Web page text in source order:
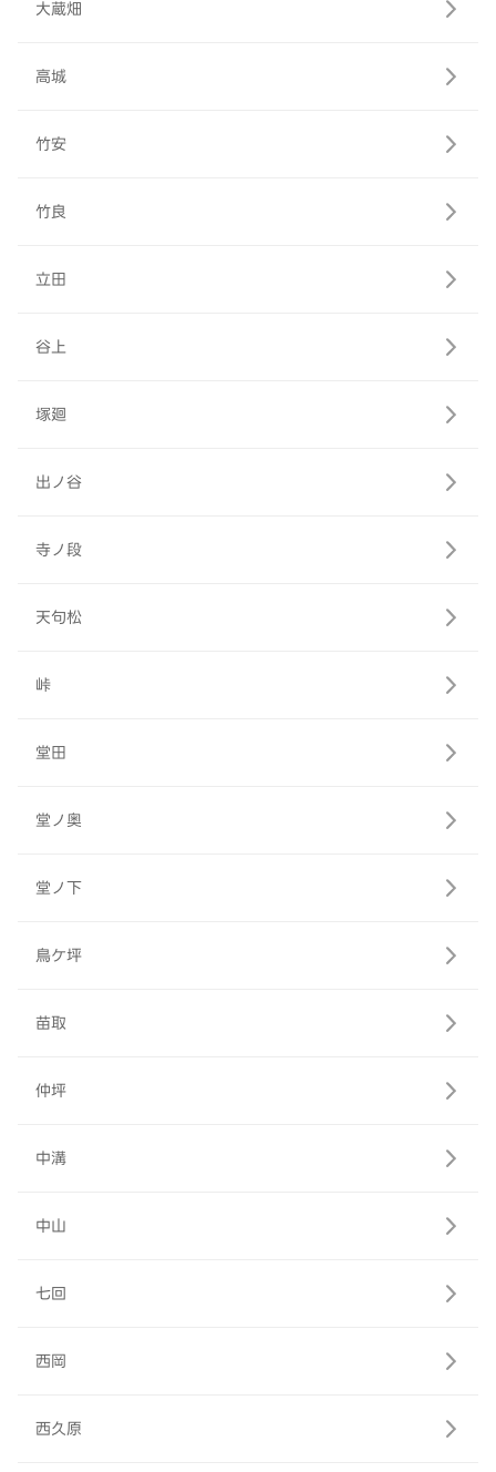
大蔵畑
高城
竹安
竹良
立田
谷上
塚廻
出ノ谷
寺ノ段
天句松
峠
堂田
堂ノ奥
堂ノ下
鳥ケ坪
苗取
仲坪
中溝
中山
七回
西岡
西久原